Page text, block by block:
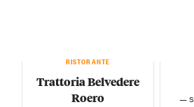
RISTORANTE
Trattoria Belvedere
Roero
—